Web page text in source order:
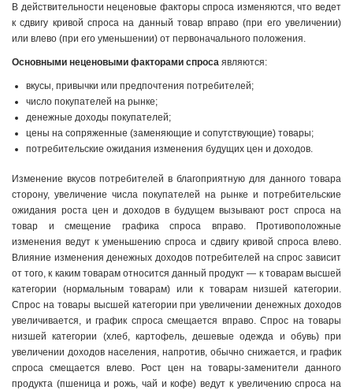
В действительности неценовые факторы спроса изменяются, что ведет
к сдвигу кривой спроса на данный товар вправо (при его увеличении)
или влево (при его уменьшении) от первоначального положения.
Основными неценовыми факторами спроса являются:
вкусы, привычки или предпочтения потребителей;
число покупателей на рынке;
денежные доходы покупателей;
цены на сопряженные (заменяющие и сопутствующие) товары;
потребительские ожидания изменения будущих цен и доходов.
Изменение вкусов потребителей в благоприятную для данного товара
сторону, увеличение числа покупателей на рынке и потребительские
ожидания роста цен и доходов в будущем вызывают рост спроса на
товар и смещение графика спроса вправо. Противоположные
изменения ведут к уменьшению спроса и сдвигу кривой спроса влево.
Влияние изменения денежных доходов потребителей на спрос зависит
от того, к каким товарам относится данный продукт — к товарам высшей
категории (нормальным товарам) или к товарам низшей категории.
Спрос на товары высшей категории при увеличении денежных доходов
увеличивается, и график спроса смещается вправо. Спрос на товары
низшей категории (хлеб, картофель, дешевые одежда и обувь) при
увеличении доходов населения, напротив, обычно снижается, и график
спроса смещается влево. Рост цен на товары-заменители данного
продукта (пшеница и рожь, чай и кофе) ведут к увеличению спроса на